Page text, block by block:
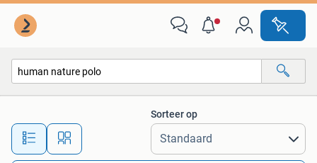
Alle afstanden…
Sorteer op